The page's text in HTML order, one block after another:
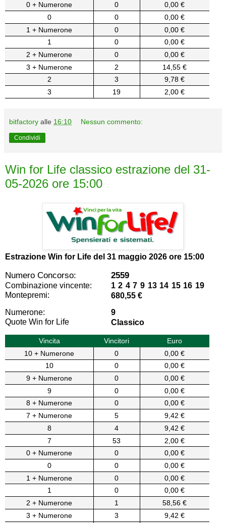
0 + Numerone
0
0,00 €
0
0
0,00 €
1 + Numerone
0
0,00 €
1
0
0,00 €
2 + Numerone
0
0,00 €
3 + Numerone
2
14,55 €
2
3
9,78 €
3
19 2,00 €
bitfactory alle 16:10 Nessun commento:
Condividi
Win for Life classico estrazione del 31-
05-2026 ore 15:00
Estrazione Win for Life del 31 maggio 2026 ore 15:00
Numero Concorso: 2559
Combinazione vincente:
1 2 4 7 9 13 14 15 16 19
Montepremi:
680,55 €
Numerone:
9
Quote Win for Life
Classico
Vincita Vincitori
Euro
10 + Numerone
0
0,00 €
10
0
0,00 €
9 + Numerone
0
0,00 €
9
0
0,00 €
8 + Numerone
0
0,00 €
7 + Numerone
5
9,42 €
8
4
9,42 €
7
53
2,00 €
0 + Numerone
0
0,00 €
0
0
0,00 €
1 + Numerone
0
0,00 €
1
0
0,00 €
2 + Numerone
1
58,56 €
3 + Numerone
3
9,42 €